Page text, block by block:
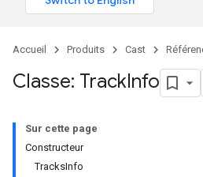
Accueil Produits Cast
Classe: TrackInfo
Sur cette page
Constructeur
TracksInfo